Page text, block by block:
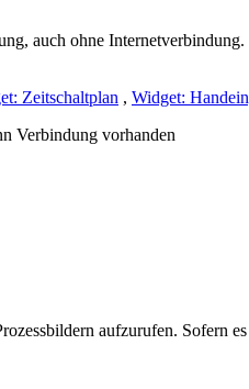
auch ohne
Zeitschaltplan , Widget:
Verbindung vorhanden
aufzurufen. Sofern